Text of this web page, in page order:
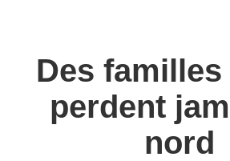
Des
perdent
nord